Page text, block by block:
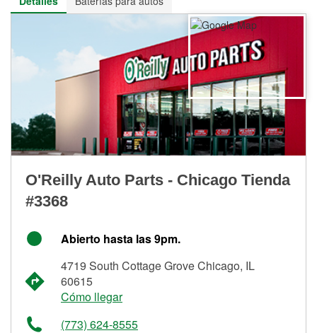
O'Reilly Auto Parts - Chicago Tienda
#3368
Abierto hasta las 9pm.
4719 South Cottage Grove Chicago, IL
60615
Cómo llegar
(773) 624-8555